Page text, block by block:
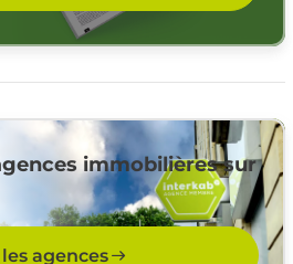
immobilières sur
agences